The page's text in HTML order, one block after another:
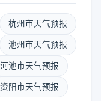
杭州市天气预报
池州市天气预报
河池市天气预报
资阳市天气预报